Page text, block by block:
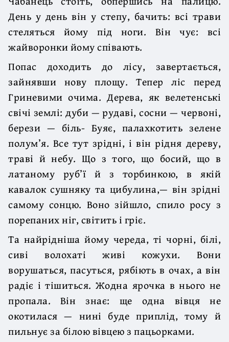
День у день він у степу, бачить: всі трави
стеляться йому під ноги. Він чує: всі
жайворонки йому співають.
Попас доходить до лісу, завертається,
зайнявши нову площу. Тепер ліс перед
Гриневими очима. Дерева, як велетенські
свічі землі: дуби — рудаві, сосни — червоні,
берези — біль- Буяє, палахкотить зелене
полум’я. Все тут зрідні, і він рідня дереву,
траві й небу. Що з того, що босий, що в
латаному руб’ї й з торбинкою, в якій
кавалок сушняку та цибулина,— він зрідні
самому сонцю. Воно зійшло, спило росу з
порепаних ніг, світить і гріє.
Та найрідніша йому череда, ті чорні, білі,
сиві волохаті живі кожухи. Вони
ворушаться, пасуться, рябіють в очах, а він
радіє і тішиться. Жодна ярочка в нього не
пропала. Він знає: ще одна вівця не
окотилася — нині буде приплід, тому й
пильнує за білою вівцею з пацьорками.